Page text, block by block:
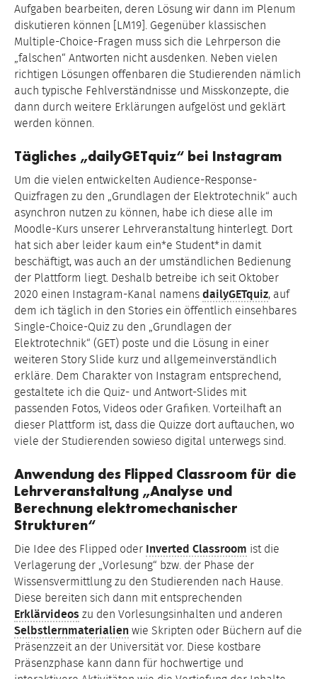
Aufgaben bearbeiten, deren Lösung wir dann im Plenum
diskutieren können [LM19]. Gegenüber klassischen
Multiple-Choice-Fragen muss sich die Lehrperson die
„falschen“ Antworten nicht ausdenken. Neben vielen
richtigen Lösungen offenbaren die Studierenden nämlich
auch typische Fehlverständnisse und Misskonzepte, die
dann durch weitere Erklärungen aufgelöst und geklärt
werden können.
Tägliches „dailyGETquiz“ bei Instagram
Um die vielen entwickelten Audience-Response-
Quizfragen zu den „Grundlagen der Elektrotechnik“ auch
asynchron nutzen zu können, habe ich diese alle im
Moodle-Kurs unserer Lehrveranstaltung hinterlegt. Dort
hat sich aber leider kaum ein*e Student*in damit
beschäftigt, was auch an der umständlichen Bedienung
der Plattform liegt. Deshalb betreibe ich seit Oktober
2020 einen Instagram-Kanal namens dailyGETquiz, auf
dem ich täglich in den Stories ein öffentlich einsehbares
Single-Choice-Quiz zu den „Grundlagen der
Elektrotechnik“ (GET) poste und die Lösung in einer
weiteren Story Slide kurz und allgemeinverständlich
erkläre. Dem Charakter von Instagram entsprechend,
gestaltete ich die Quiz- und Antwort-Slides mit
passenden Fotos, Videos oder Grafiken. Vorteilhaft an
dieser Plattform ist, dass die Quizze dort auftauchen, wo
viele der Studierenden sowieso digital unterwegs sind.
Anwendung des Flipped Classroom für die
Lehrveranstaltung „Analyse und
Berechnung elektromechanischer
Strukturen“
Die Idee des Flipped oder Inverted Classroom ist die
Verlagerung der „Vorlesung“ bzw. der Phase der
Wissensvermittlung zu den Studierenden nach Hause.
Diese bereiten sich dann mit entsprechenden
Erklärvideos zu den Vorlesungsinhalten und anderen
Selbstlernmaterialien wie Skripten oder Büchern auf die
Präsenzzeit an der Universität vor. Diese kostbare
Präsenzphase kann dann für hochwertige und